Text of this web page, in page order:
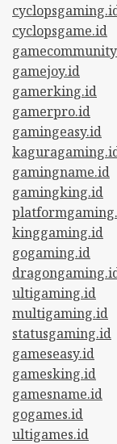
cyclopsgame.id
gamejoy.id
gamerking.id
gamerpro.id
gamingeasy.id
gamingname.id
gamingking.id
kinggaming.id
gogaming.id
ultigaming.id
multigaming.id
statusgaming.id
gameseasy.id
gamesking.id
gamesname.id
gogames.id
ultigames.id